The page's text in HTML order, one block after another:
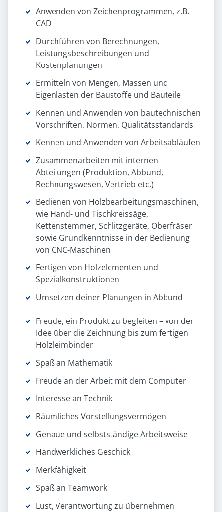
Anwenden von Zeichenprogrammen, z.B.
CAD
Durchführen von Berechnungen,
Leistungsbeschreibungen und
Kostenplanungen
Ermitteln von Mengen, Massen und
Eigenlasten der Baustoffe und Bauteile
Kennen und Anwenden von bautechnischen
Vorschriften, Normen, Qualitätsstandards
Kennen und Anwenden von Arbeitsabläufen
Zusammenarbeiten mit internen
Abteilungen (Produktion, Abbund,
Rechnungswesen, Vertrieb etc.)
Bedienen von Holzbearbeitungsmaschinen,
wie Hand- und Tischkreissäge,
Kettenstemmer, Schlitzgeräte, Oberfräser
sowie Grundkenntnisse in der Bedienung
von CNC-Maschinen
Fertigen von Holzelementen und
Spezialkonstruktionen
Umsetzen deiner Planungen in Abbund
Freude, ein Produkt zu begleiten – von der
Idee über die Zeichnung bis zum fertigen
Holzleimbinder
Spaß an Mathematik
Freude an der Arbeit mit dem Computer
Interesse an Technik
Räumliches Vorstellungsvermögen
Genaue und selbstständige Arbeitsweise
Handwerkliches Geschick
Merkfähigkeit
Spaß an Teamwork
Lust, Verantwortung zu übernehmen